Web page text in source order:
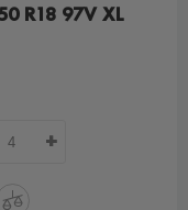
R18 97V XL
+